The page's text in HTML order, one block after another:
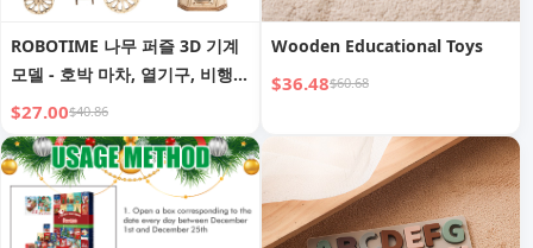
ROBOTIME 나무 퍼즐 3D 기계
모델 - 호박 마차, 열기구, 비행
선, 축음기
$27.00$40.86
Wooden Educational Toys
$36.48$60.68